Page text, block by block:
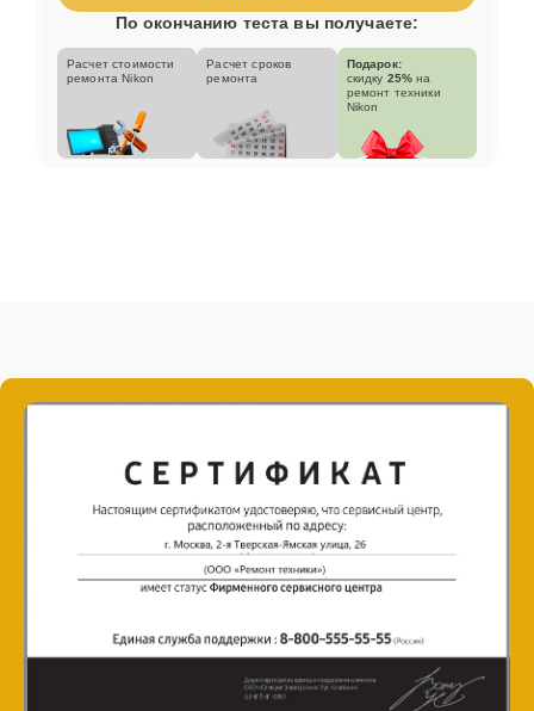
По окончанию теста вы получаете:
Расчет стоимости
ремонта Nikon
Расчет сроков
ремонта
Подарок:
скидку 25% на
ремонт техники
Nikon